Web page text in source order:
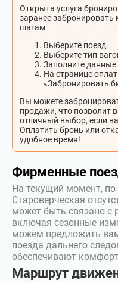
Открыта услуга
заранее забронировать
шагам:
Выберите поезд.
Выберите тип
Заполните
На странице
«Забронировать
Вы можете
продажи, что позволит
отличный выбор, если
Оплатить бронь или
удобное время!
Фирменные
На текущий момент,
Староверческая
может быть связано
включая сезонные
можем предложить
поезда дальнего
обеспечивают
Маршрут